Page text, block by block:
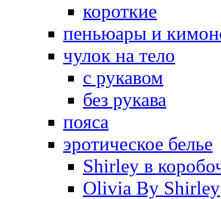
короткие
пеньюары и
чулок на тело
с рукавом
без рукава
пояса
эротическое белье
Shirley в
Olivia By Shirley